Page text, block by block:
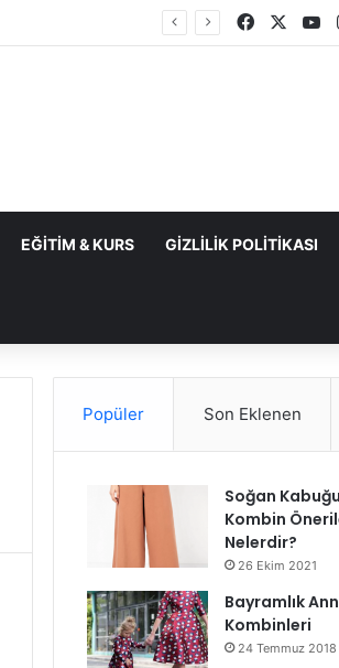
Facebook
EĞITIM & KURS GIZLILIK POLITIKASI
Popüler Son Eklenen
Soğan
Kombin
Nelerdir?
26 Ekim 2021
Bayramlık
Kombinleri
24 Temmuz 2018